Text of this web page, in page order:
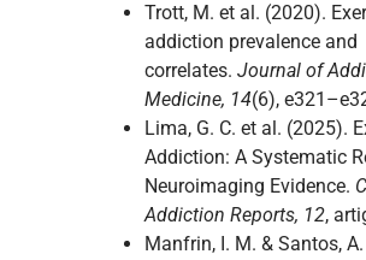
Trott, M. et al. (2020).
addiction prevalence and
correlates. Journal of
Medicine, 14(6),
Lima, G. C. et al. (2025).
Addiction: A Systematic
Neuroimaging Evidence.
Addiction Reports, 12,
Manfrin, I. M. & Santos, A.